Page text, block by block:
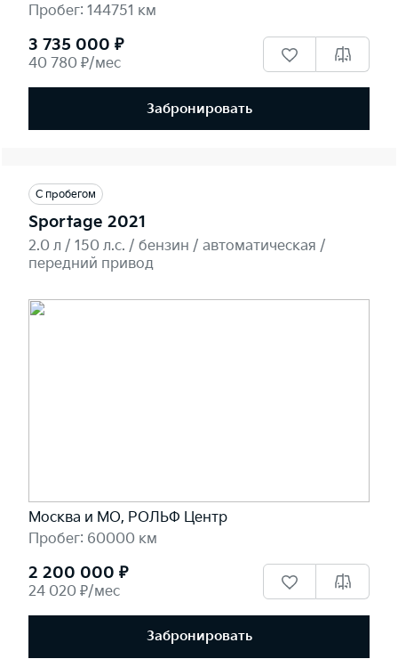
Пробег: 144751 км
3 735 000 ₽
40 780 ₽/мес
Забронировать
С пробегом
Sportage 2021
2.0 л / 150 л.c. / бензин / автоматическая /
передний привод
Москва и МО, РОЛЬФ Центр
Пробег: 60000 км
2 200 000 ₽
24 020 ₽/мес
Забронировать